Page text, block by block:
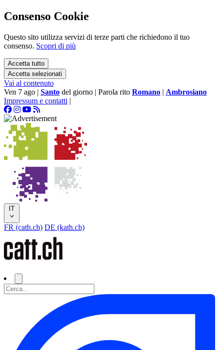
Consenso Cookie
Questo sito utilizza servizi di terze parti che richiedono il tuo
consenso. Scopri di più
Accetta tutto
Accetta selezionati
Vai al contenuto
Ven 7 ago | Santo del giorno | Parola rito Romano | Ambrosiano
Impressum e contatti |
IT
FR (cath.ch) DE (kath.ch)